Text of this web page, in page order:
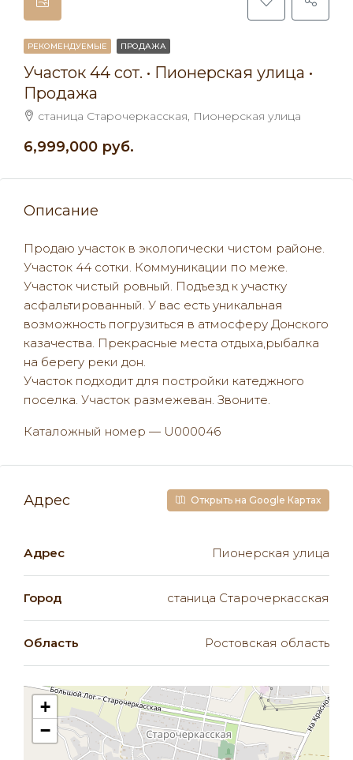
РЕКОМЕНДУЕМЫЕ ПРОДАЖА
Участок 44 сот. • Пионерская улица •
Продажа
станица Старочеркасская, Пионерская улица
6,999,000 руб.
Описание
Продаю участок в экологически чистом районе.
Участок 44 сотки. Коммуникации по меже.
Участок чистый ровный. Подъезд к участку
асфальтированный. У вас есть уникальная
возможность погрузиться в атмосферу Донского
казачества. Прекрасные места отдыха,рыбалка
на берегу реки дон.
Участок подходит для постройки катеджного
поселка. Участок размежеван. Звоните.
Каталожный номер — U000046
Адрес Открыть на Google Картах
Адрес Пионерская улица
Город станица Старочеркасская
Область Ростовская область
+
−